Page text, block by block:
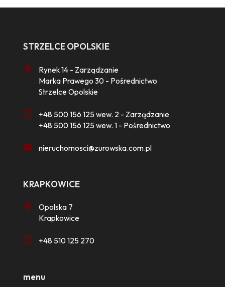
STRZELCE OPOLSKIE
Rynek 14 - Zarządzanie
Marka Prawego 30 - Pośrednictwo
Strzelce Opolskie
+48 500 156 125 wew. 2 - Zarządzanie
+48 500 156 125 wew. 1 - Pośrednictwo
nieruchomosci@zurowska.com.pl
KRAPKOWICE
Opolska 7
Krapkowice
+48 510 125 270
menu